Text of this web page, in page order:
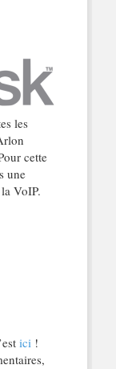
les
cette
une
VoIP.
ici!